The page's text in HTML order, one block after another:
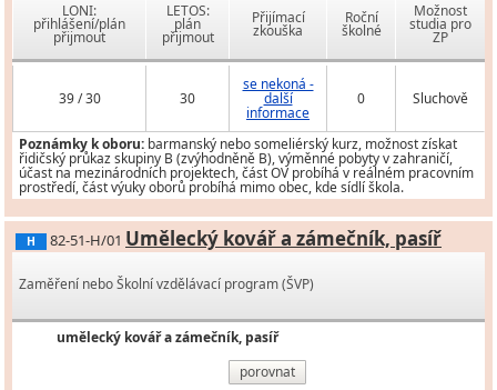
LONI:
přihlášení/plán
přijmout
LETOS:
plán
přijmout
Přijímací
zkouška
Roční
školné
Možnost
studia pro
ZP
39 / 30 30
se nekoná -
další
informace
0 Sluchově
Poznámky k oboru: barmanský nebo someliérský kurz, možnost získat
řidičský průkaz skupiny B (zvýhodněně B), výměnné pobyty v zahraničí,
účast na mezinárodních projektech, část OV probíhá v reálném pracovním
prostředí, část výuky oborů probíhá mimo obec, kde sídlí škola.
H 82-51-H/01 Umělecký kovář a zámečník, pasíř
Zaměření nebo Školní vzdělávací program (ŠVP)
umělecký kovář a zámečník, pasíř
porovnat